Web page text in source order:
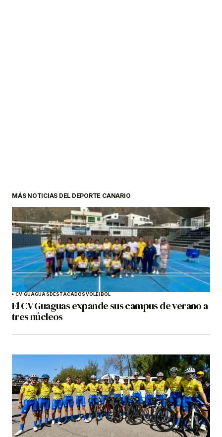
MÁS NOTICIAS DEL DEPORTE CANARIO
CV GUAGUASDESTACADOSVOLEIBOL
El CV Guaguas expande sus campus de verano a
tres núcleos